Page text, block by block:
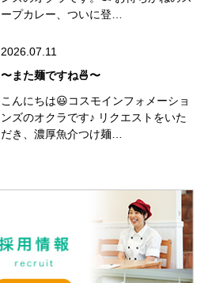
ープカレー、ついに登…
2026.07.11
〜また麺ですね🍜〜
こんにちは😃コスモインフォメーショ
ンズのオクラです♪ リクエストをいた
だき、濃厚魚介つけ麺…